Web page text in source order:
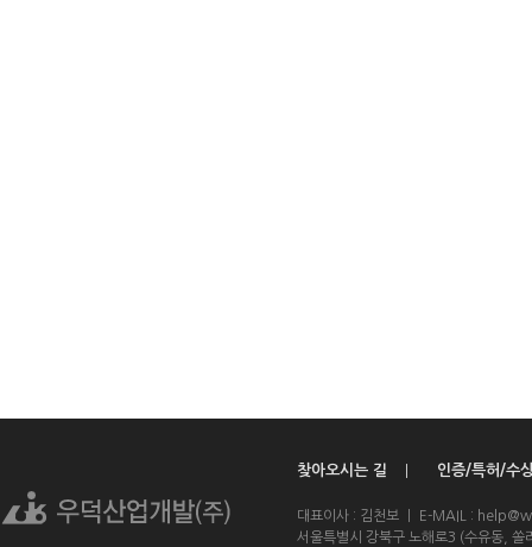
찾아오시는 길 인증/특허/수
대표이사 : 김천보 ㅣ E-MAIL :
서울특별시 강북구 노해로3 (수유동, 쏠